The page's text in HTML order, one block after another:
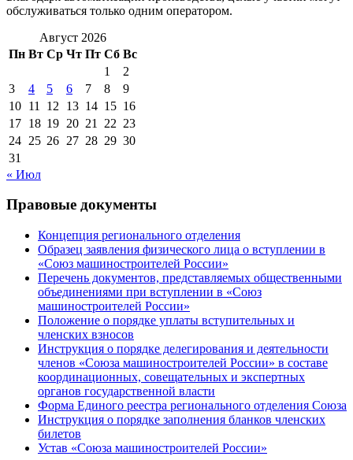
обслуживаться только одним оператором.
Август 2026
Пн Вт Ср Чт Пт Сб Вс
1
2
3
4 5 6 7 8
9
10 11 12 13 14 15 16
17 18 19 20 21 22 23
24 25 26 27 28 29 30
31
« Июл
Правовые документы
Концепция регионального отделения
Образец заявления физического лица о вступлении в
«Союз машиностроителей России»
Перечень документов, представляемых общественными
объединениями при вступлении в «Союз
машиностроителей России»
Положение о порядке уплаты вступительных и
членских взносов
Инструкция о порядке делегирования и деятельности
членов «Союза машиностроителей России» в составе
координационных, совещательных и экспертных
органов государственной власти
Форма Единого реестра регионального отделения Союза
Инструкция о порядке заполнения бланков членских
билетов
Устав «Союза машиностроителей России»